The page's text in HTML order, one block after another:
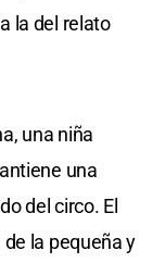
la del relato
una niña
una
del circo. El
la pequeña y